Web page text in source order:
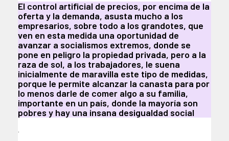
El control artificial de precios, por encima de la
oferta y la demanda, asusta mucho a los
empresarios, sobre todo a los grandotes, que
ven en esta medida una oportunidad de
avanzar a socialismos extremos, donde se
pone en peligro la propiedad privada, pero a la
raza de sol, a los trabajadores, le suena
inicialmente de maravilla este tipo de medidas,
porque le permite alcanzar la canasta para por
lo menos darle de comer algo a su familia,
importante en un país, donde la mayoría son
pobres y hay una insana desigualdad social
.